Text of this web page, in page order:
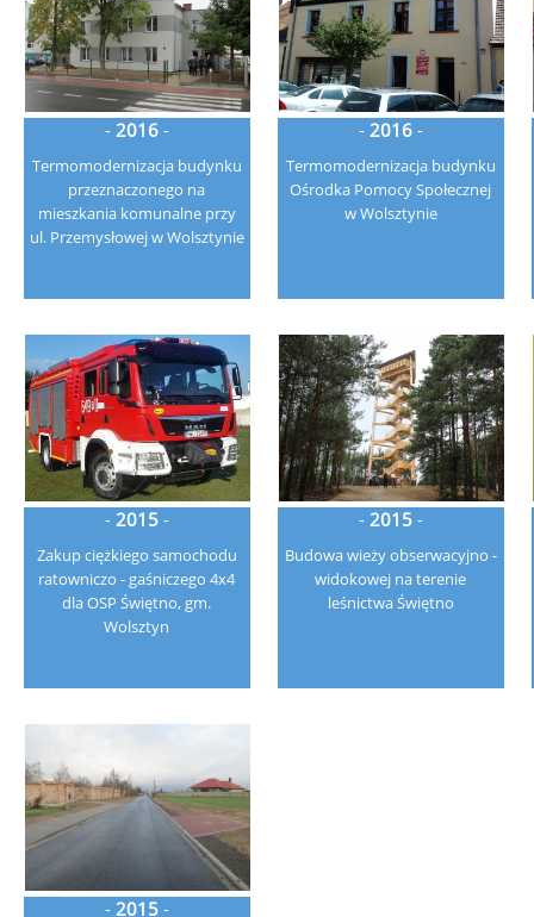
- 2016 -
Termomodernizacja budynku
przeznaczonego na
mieszkania komunalne przy
ul. Przemysłowej w Wolsztynie
- 2016 -
Termomodernizacja budynku
Ośrodka Pomocy Społecznej
w Wolsztynie
- 2015 -
Zakup ciężkiego samochodu
ratowniczo - gaśniczego 4x4
dla OSP Świętno, gm.
Wolsztyn
- 2015 -
Budowa wieży obserwacyjno -
widokowej na terenie
leśnictwa Świętno
- 2015 -